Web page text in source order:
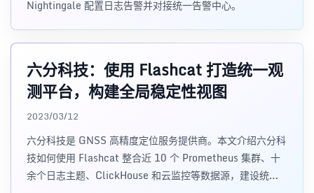
Nightingale 配置日志告警并对接统一告警中心。
六分科技：使用 Flashcat 打造统一观
测平台，构建全局稳定性视图
2023/03/12
六分科技是 GNSS 高精度定位服务提供商。本文介绍六分科
技如何使用 Flashcat 整合近 10 个 Prometheus 集群、十
余个日志主题、ClickHouse 和云监控等数据源，建设统一